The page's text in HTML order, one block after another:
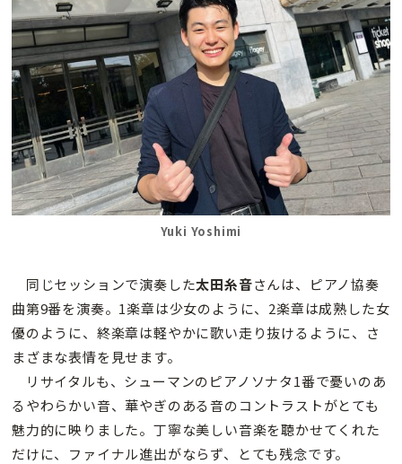
Yuki Yoshimi
同じセッションで演奏した太田糸音さんは、ピアノ協奏
曲第9番を演奏。1楽章は少女のように、2楽章は成熟した女
優のように、終楽章は軽やかに歌い走り抜けるように、さ
まざまな表情を見せます。
リサイタルも、シューマンのピアノソナタ1番で憂いのあ
るやわらかい音、華やぎのある音のコントラストがとても
魅力的に映りました。丁寧な美しい音楽を聴かせてくれた
だけに、ファイナル進出がならず、とても残念です。